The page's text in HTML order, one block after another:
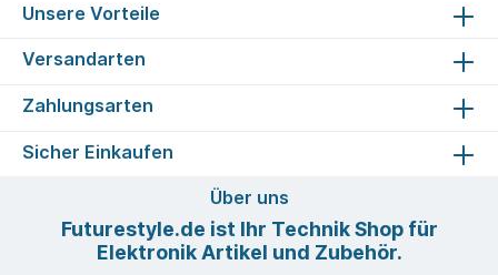
Unsere Vorteile
Versandarten
Zahlungsarten
Sicher Einkaufen
Über uns
Futurestyle.de ist Ihr Technik Shop für
Elektronik Artikel und Zubehör.